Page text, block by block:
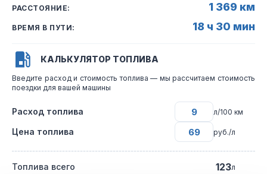
РАССТОЯНИЕ: 1 369 км
ВРЕМЯ В ПУТИ: 18 ч 30 мин
КАЛЬКУЛЯТОР ТОПЛИВА
Введите расход и стоимость топлива — мы рассчитаем стоимость
поездки для вашей машины
Расход топлива л/100 км
Цена топлива руб./л
Топлива всего 123л